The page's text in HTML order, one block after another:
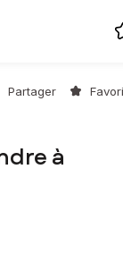
Partager
à